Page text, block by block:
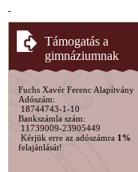
Támogatás a
gimnáziumnak
Fuchs Xavér Ferenc Alapítvány
Adószám:
18744743-1-10
Bankszámla szám:
11739009-23905449
Kérjük erre az adószámra 1%
felajánlását!